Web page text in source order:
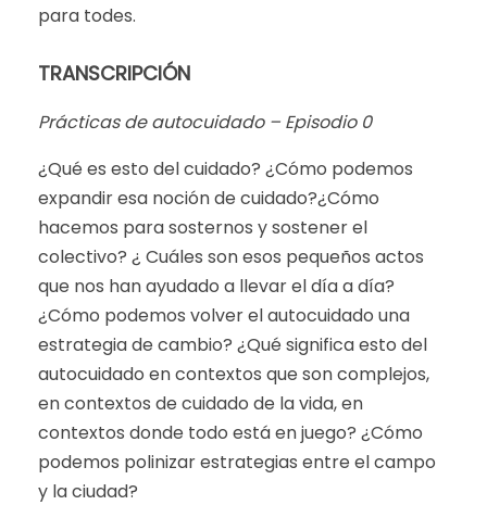
para todes.
TRANSCRIPCIÓN
Prácticas de autocuidado – Episodio 0
¿Qué es esto del cuidado? ¿Cómo podemos
expandir esa noción de cuidado?¿Cómo
hacemos para sosternos y sostener el
colectivo? ¿ Cuáles son esos pequeños actos
que nos han ayudado a llevar el día a día?
¿Cómo podemos volver el autocuidado una
estrategia de cambio? ¿Qué significa esto del
autocuidado en contextos que son complejos,
en contextos de cuidado de la vida, en
contextos donde todo está en juego? ¿Cómo
podemos polinizar estrategias entre el campo
y la ciudad?